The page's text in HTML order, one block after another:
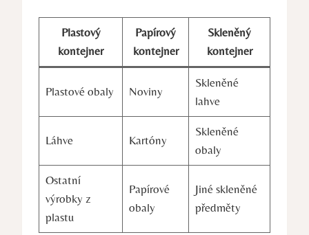
Plastový
kontejner
Papírový
kontejner
Skleněný
kontejner
Plastové obaly Noviny
Skleněné
lahve
Láhve Kartóny
Skleněné
obaly
Ostatní
výrobky z
plastu
Papírové
obaly
Jiné skleněné
předměty